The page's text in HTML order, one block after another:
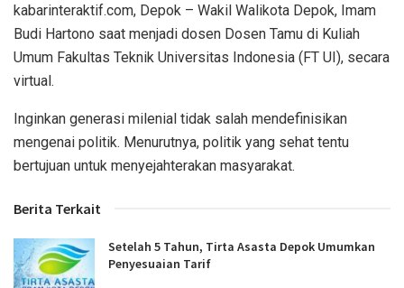
kabarinteraktif.com, Depok – Wakil Walikota Depok, Imam
Budi Hartono saat menjadi dosen Dosen Tamu di Kuliah
Umum Fakultas Teknik Universitas Indonesia (FT UI), secara
virtual.
Inginkan generasi milenial tidak salah mendefinisikan
mengenai politik. Menurutnya, politik yang sehat tentu
bertujuan untuk menyejahterakan masyarakat.
Berita Terkait
Setelah 5 Tahun, Tirta Asasta Depok Umumkan
Penyesuaian Tarif